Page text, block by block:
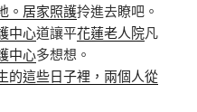
。居家照護拎進去瞭吧。
中心道讓平花蓮老人院凡
中心多想想。
的這些日子裡，兩個人從